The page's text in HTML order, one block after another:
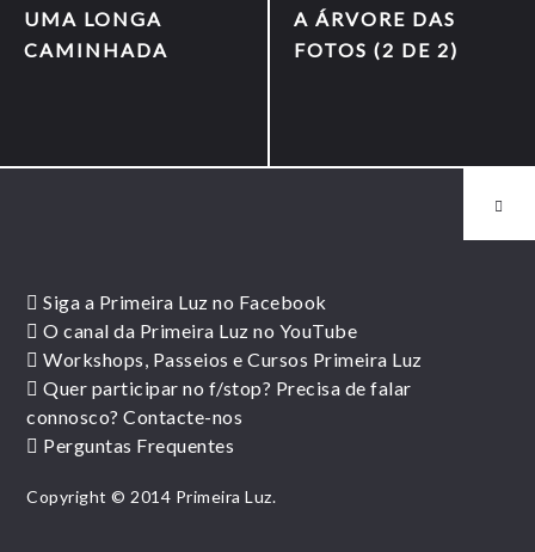
UMA LONGA
CAMINHADA
A ÁRVORE DAS
FOTOS (2 DE 2)
Siga a Primeira Luz no Facebook
O canal da Primeira Luz no YouTube
Workshops, Passeios e Cursos Primeira Luz
Quer participar no f/stop? Precisa de falar
connosco? Contacte-nos
Perguntas Frequentes
Copyright © 2014 Primeira Luz.